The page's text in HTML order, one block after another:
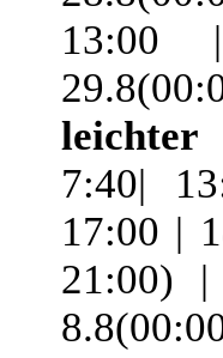
13:00
leichter
7:40|
17:00 |
21:00) |